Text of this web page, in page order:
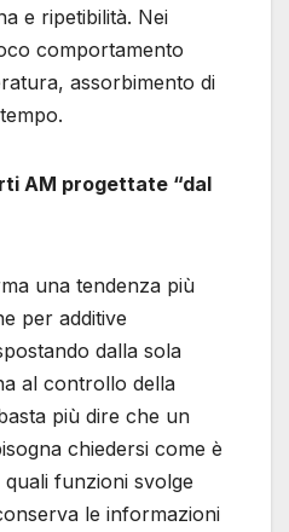
e ripetibilità. Nei
comportamento
assorbimento di
AM progettate “dal
una tendenza più
per additive
dalla sola
al controllo della
più dire che un
chiedersi come è
funzioni svolge
le informazioni